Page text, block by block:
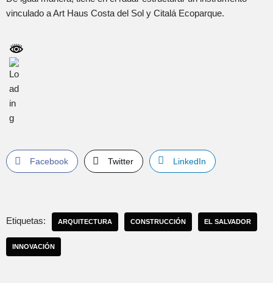
vinculado a Art Haus Costa del Sol y Citalá Ecoparque.
Facebook Twitter LinkedIn
Etiquetas: ARQUITECTURA CONSTRUCCIÓN EL SALVADOR
INNOVACIÓN